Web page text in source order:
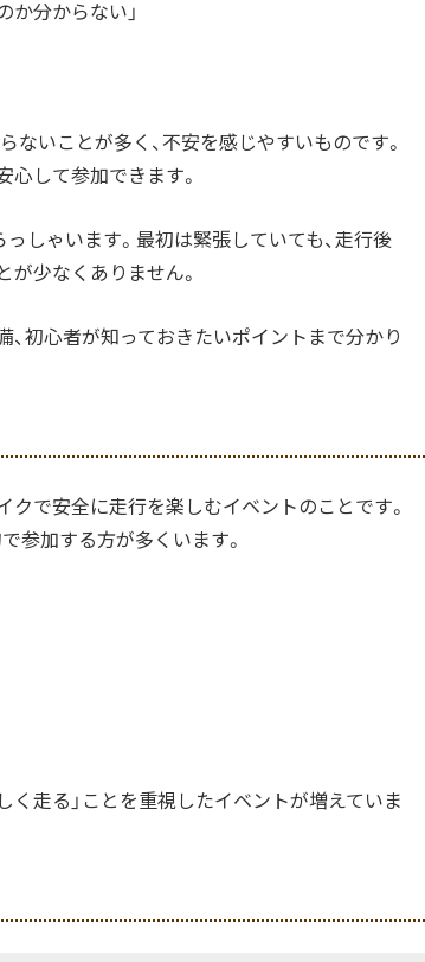
か分からない」
いことが多く、不安を感じやすいものです。
心して参加できます。
しゃいます。最初は緊張していても、走行後
が少なくありません。
、初心者が知っておきたいポイントまで分かり
クで安全に走行を楽しむイベントのことです。
参加する方が多くいます。
走る」ことを重視したイベントが増えていま